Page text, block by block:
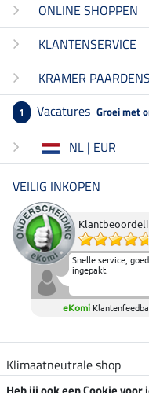
ONLINE SHOPPEN
KLANTENSERVICE
KRAMER
1 Vacatures Groei met
NL | EUR
VEILIG INKOPEN
Snelle service, goed
ingepakt.
eKomi
Klimaatneutrale shop